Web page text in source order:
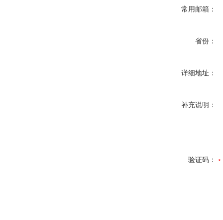
常用邮箱：
省份：
详细地址：
补充说明：
验证码：